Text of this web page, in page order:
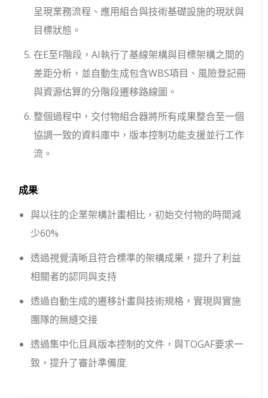
呈現業務流程、應用組合與技術基礎設施的現狀與
目標狀態。
在E至F階段，AI執行了基線架構與目標架構之間的
差距分析，並自動生成包含WBS項目、風險登記冊
與資源估算的分階段遷移路線圖。
整個過程中，交付物組合器將所有成果整合至一個
協調一致的資料庫中，版本控制功能支援並行工作
流。
成果:
與以往的企業架構計畫相比，初始交付物的時間減
少60%
透過視覺清晰且符合標準的架構成果，提升了利益
相關者的認同與支持
透過自動生成的遷移計畫與技術規格，實現與實施
團隊的無縫交接
透過集中化且具版本控制的文件，與TOGAF要求一
致，提升了審計準備度